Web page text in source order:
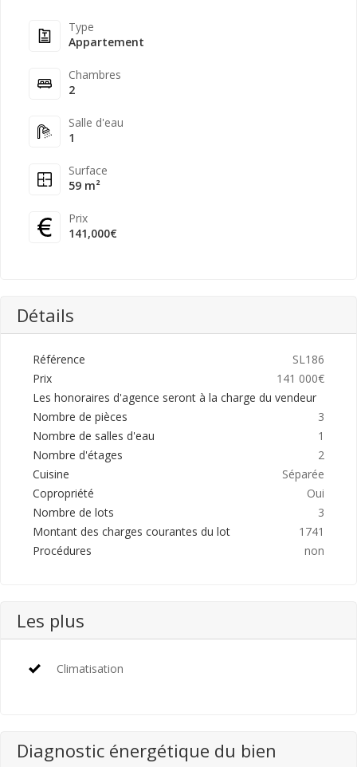
Type
Appartement
Chambres
2
Salle d'eau
1
Surface
59 m²
Prix
141,000€
Détails
Référence
SL186
Prix
141 000€
Les honoraires d'agence seront à la charge du vendeur
Nombre de pièces
3
Nombre de salles d'eau
1
Nombre d'étages
2
Cuisine
Séparée
Copropriété
Oui
Nombre de lots
3
Montant des charges courantes du lot
1741
Procédures
non
Les plus
Climatisation
Diagnostic énergétique du bien